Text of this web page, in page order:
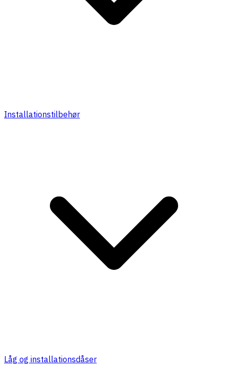
Installationstilbehør
Låg og installationsdåser